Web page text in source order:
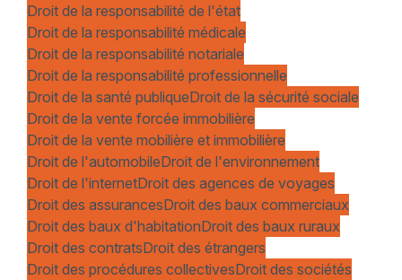
Droit de la responsabilité de l'état
Droit de la responsabilité médicale
Droit de la responsabilité notariale
Droit de la responsabilité professionnelle
Droit de la santé publiqueDroit de la sécurité sociale
Droit de la vente forcée immobilière
Droit de la vente mobilière et immobilière
Droit de l'automobileDroit de l'environnement
Droit de l'internetDroit des agences de voyages
Droit des assurancesDroit des baux commerciaux
Droit des baux d'habitationDroit des baux ruraux
Droit des contratsDroit des étrangers
Droit des procédures collectivesDroit des sociétés